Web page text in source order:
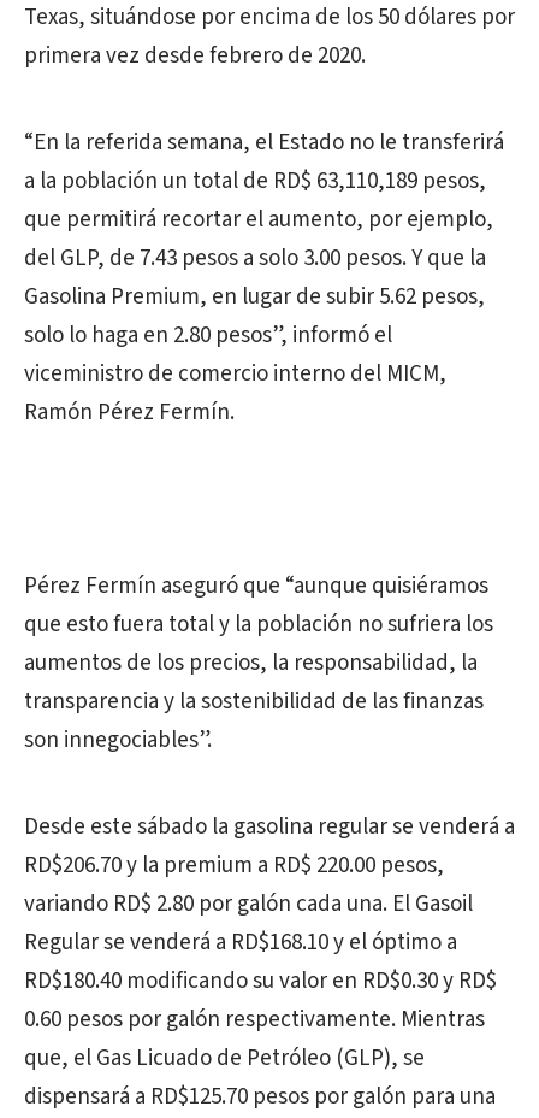
Texas, situándose por encima de los 50 dólares por
primera vez desde febrero de 2020.
“En la referida semana, el Estado no le transferirá
a la población un total de RD$ 63,110,189 pesos,
que permitirá recortar el aumento, por ejemplo,
del GLP, de 7.43 pesos a solo 3.00 pesos. Y que la
Gasolina Premium, en lugar de subir 5.62 pesos,
solo lo haga en 2.80 pesos”, informó el
viceministro de comercio interno del MICM,
Ramón Pérez Fermín.
Pérez Fermín aseguró que “aunque quisiéramos
que esto fuera total y la población no sufriera los
aumentos de los precios, la responsabilidad, la
transparencia y la sostenibilidad de las finanzas
son innegociables”.
Desde este sábado la gasolina regular se venderá a
RD$206.70 y la premium a RD$ 220.00 pesos,
variando RD$ 2.80 por galón cada una. El Gasoil
Regular se venderá a RD$168.10 y el óptimo a
RD$180.40 modificando su valor en RD$0.30 y RD$
0.60 pesos por galón respectivamente. Mientras
que, el Gas Licuado de Petróleo (GLP), se
dispensará a RD$125.70 pesos por galón para una